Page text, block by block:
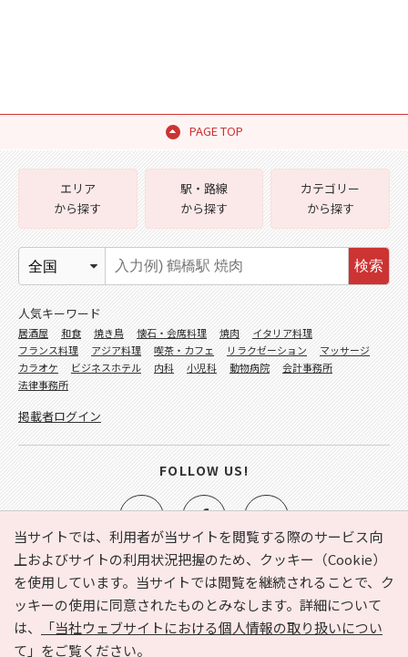
PAGE TOP
当サイトでは、利用者が当サイトを閲覧する際のサービス向
上およびサイトの利用状況把握のため、クッキー（Cookie）
を使用しています。当サイトでは閲覧を継続されることで、ク
ッキーの使用に同意されたものとみなします。詳細について
は、
「当社ウェブサイトにおける個人情報の取り扱いについ
て」 をご覧ください。
e-NAVITA（イーナビタ）とは？ お気に入り
ヘルプ
利用規約
個人情報の取り扱いについて
運営会社
サイトマップ
広告掲載に関するお問い合わせ
エリア
から探す
駅・路線
から探す
カテゴリー
から探す
検索
人気キーワード
居酒屋 和食 焼き鳥 懐石・会席料理 焼肉
イタリア料理
フランス料理
アジア料理 喫茶・カフェ リラクゼーション
マッサージ
カラオケ
ビジネスホテル 内科 小児科 動物病院
会計事務所
法律事務所
掲載者ログイン
FOLLOW US!